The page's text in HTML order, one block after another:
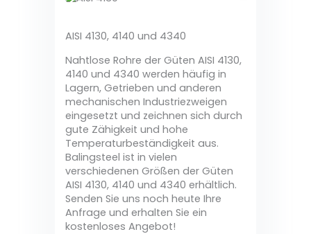
AISI 4130, 4140 und 4340
Nahtlose Rohre der Güten AISI 4130,
4140 und 4340 werden häufig in
Lagern, Getrieben und anderen
mechanischen Industriezweigen
eingesetzt und zeichnen sich durch
gute Zähigkeit und hohe
Temperaturbeständigkeit aus.
Balingsteel ist in vielen
verschiedenen Größen der Güten
AISI 4130, 4140 und 4340 erhältlich.
Senden Sie uns noch heute Ihre
Anfrage und erhalten Sie ein
kostenloses Angebot!